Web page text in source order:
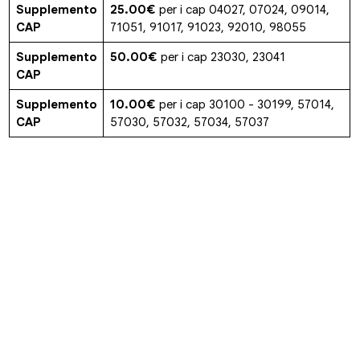
Supplemento
CAP
25.00€ per i cap 04027, 07024, 09014,
71051, 91017, 91023, 92010, 98055
Supplemento
CAP
50.00€ per i cap 23030, 23041
Supplemento
CAP
10.00€ per i cap 30100 - 30199, 57014,
57030, 57032, 57034, 57037